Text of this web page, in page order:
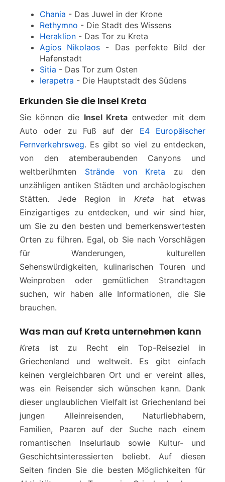
Chania - Das Juwel in der Krone
Rethymno - Die Stadt des Wissens
Heraklion - Das Tor zu Kreta
Agios Nikolaos - Das perfekte Bild der
Hafenstadt
Sitia - Das Tor zum Osten
Ierapetra - Die Hauptstadt des Südens
Erkunden Sie die Insel Kreta
Sie können die Insel Kreta entweder mit dem
Auto oder zu Fuß auf der E4 Europäischer
Fernverkehrsweg. Es gibt so viel zu entdecken,
von den atemberaubenden Canyons und
weltberühmten Strände von Kreta zu den
unzähligen antiken Städten und archäologischen
Stätten. Jede Region in Kreta hat etwas
Einzigartiges zu entdecken, und wir sind hier,
um Sie zu den besten und bemerkenswertesten
Orten zu führen. Egal, ob Sie nach Vorschlägen
für Wanderungen, kulturellen
Sehenswürdigkeiten, kulinarischen Touren und
Weinproben oder gemütlichen Strandtagen
suchen, wir haben alle Informationen, die Sie
brauchen.
Was man auf Kreta unternehmen kann
Kreta ist zu Recht ein Top-Reiseziel in
Griechenland und weltweit. Es gibt einfach
keinen vergleichbaren Ort und er vereint alles,
was ein Reisender sich wünschen kann. Dank
dieser unglaublichen Vielfalt ist Griechenland bei
jungen Alleinreisenden, Naturliebhabern,
Familien, Paaren auf der Suche nach einem
romantischen Inselurlaub sowie Kultur- und
Geschichtsinteressierten beliebt. Auf diesen
Seiten finden Sie die besten Möglichkeiten für